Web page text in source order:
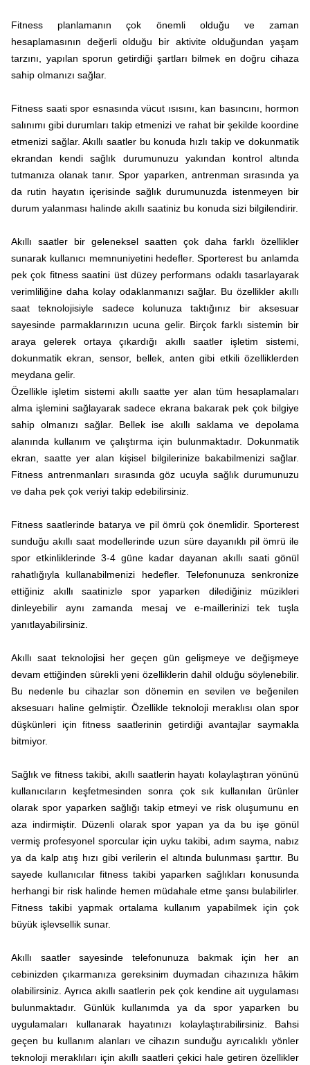
Fitness planlamanın çok önemli olduğu ve zaman
hesaplamasının değerli olduğu bir aktivite olduğundan yaşam
tarzını, yapılan sporun getirdiği şartları bilmek en doğru cihaza
sahip olmanızı sağlar.
Fitness saati spor esnasında vücut ısısını, kan basıncını, hormon
salınımı gibi durumları takip etmenizi ve rahat bir şekilde koordine
etmenizi sağlar. Akıllı saatler bu konuda hızlı takip ve dokunmatik
ekrandan kendi sağlık durumunuzu yakından kontrol altında
tutmanıza olanak tanır. Spor yaparken, antrenman sırasında ya
da rutin hayatın içerisinde sağlık durumunuzda istenmeyen bir
durum yalanması halinde akıllı saatiniz bu konuda sizi bilgilendirir.
Akıllı saatler bir geleneksel saatten çok daha farklı özellikler
sunarak kullanıcı memnuniyetini hedefler. Sporterest bu anlamda
pek çok fitness saatini üst düzey performans odaklı tasarlayarak
verimliliğine daha kolay odaklanmanızı sağlar. Bu özellikler akıllı
saat teknolojisiyle sadece kolunuza taktığınız bir aksesuar
sayesinde parmaklarınızın ucuna gelir. Birçok farklı sistemin bir
araya gelerek ortaya çıkardığı akıllı saatler işletim sistemi,
dokunmatik ekran, sensor, bellek, anten gibi etkili özelliklerden
meydana gelir.
Özellikle işletim sistemi akıllı saatte yer alan tüm hesaplamaları
alma işlemini sağlayarak sadece ekrana bakarak pek çok bilgiye
sahip olmanızı sağlar. Bellek ise akıllı saklama ve depolama
alanında kullanım ve çalıştırma için bulunmaktadır. Dokunmatik
ekran, saatte yer alan kişisel bilgilerinize bakabilmenizi sağlar.
Fitness antrenmanları sırasında göz ucuyla sağlık durumunuzu
ve daha pek çok veriyi takip edebilirsiniz.
Fitness saatlerinde batarya ve pil ömrü çok önemlidir. Sporterest
sunduğu akıllı saat modellerinde uzun süre dayanıklı pil ömrü ile
spor etkinliklerinde 3-4 güne kadar dayanan akıllı saati gönül
rahatlığıyla kullanabilmenizi hedefler. Telefonunuza senkronize
ettiğiniz akıllı saatinizle spor yaparken dilediğiniz müzikleri
dinleyebilir aynı zamanda mesaj ve e-maillerinizi tek tuşla
yanıtlayabilirsiniz.
Akıllı saat teknolojisi her geçen gün gelişmeye ve değişmeye
devam ettiğinden sürekli yeni özelliklerin dahil olduğu söylenebilir.
Bu nedenle bu cihazlar son dönemin en sevilen ve beğenilen
aksesuarı haline gelmiştir. Özellikle teknoloji meraklısı olan spor
düşkünleri için fitness saatlerinin getirdiği avantajlar saymakla
bitmiyor.
Sağlık ve fitness takibi, akıllı saatlerin hayatı kolaylaştıran yönünü
kullanıcıların keşfetmesinden sonra çok sık kullanılan ürünler
olarak spor yaparken sağlığı takip etmeyi ve risk oluşumunu en
aza indirmiştir. Düzenli olarak spor yapan ya da bu işe gönül
vermiş profesyonel sporcular için uyku takibi, adım sayma, nabız
ya da kalp atış hızı gibi verilerin el altında bulunması şarttır. Bu
sayede kullanıcılar fitness takibi yaparken sağlıkları konusunda
herhangi bir risk halinde hemen müdahale etme şansı bulabilirler.
Fitness takibi yapmak ortalama kullanım yapabilmek için çok
büyük işlevsellik sunar.
Akıllı saatler sayesinde telefonunuza bakmak için her an
cebinizden çıkarmanıza gereksinim duymadan cihazınıza hâkim
olabilirsiniz. Ayrıca akıllı saatlerin pek çok kendine ait uygulaması
bulunmaktadır. Günlük kullanımda ya da spor yaparken bu
uygulamaları kullanarak hayatınızı kolaylaştırabilirsiniz. Bahsi
geçen bu kullanım alanları ve cihazın sunduğu ayrıcalıklı yönler
teknoloji meraklıları için akıllı saatleri çekici hale getiren özellikler